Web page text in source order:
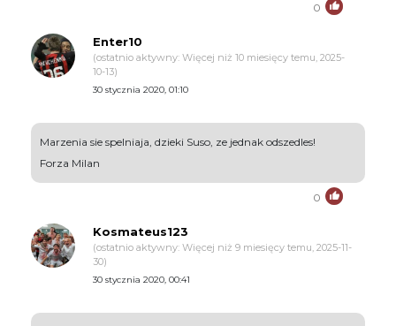
0
Enter10
(ostatnio aktywny: Więcej niż 10 miesięcy temu, 2025-
10-13)
30 stycznia 2020, 01:10
Marzenia sie spelniaja, dzieki Suso, ze jednak odszedles!
Forza Milan
0
Kosmateus123
(ostatnio aktywny: Więcej niż 9 miesięcy temu, 2025-11-
30)
30 stycznia 2020, 00:41